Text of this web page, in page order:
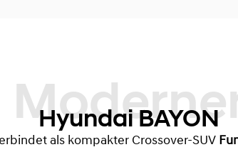
Moderner
Hyundai BAYON
als kompakter Crossover-SUV